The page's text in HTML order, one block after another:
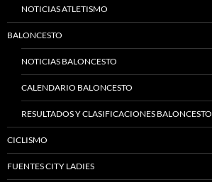
NOTICIAS ATLETISMO
BALONCESTO
NOTICIAS BALONCESTO
CALENDARIO BALONCESTO
RESULTADOS Y CLASIFICACIONES BALONCESTO
CICLISMO
FUENTES CITY LADIES